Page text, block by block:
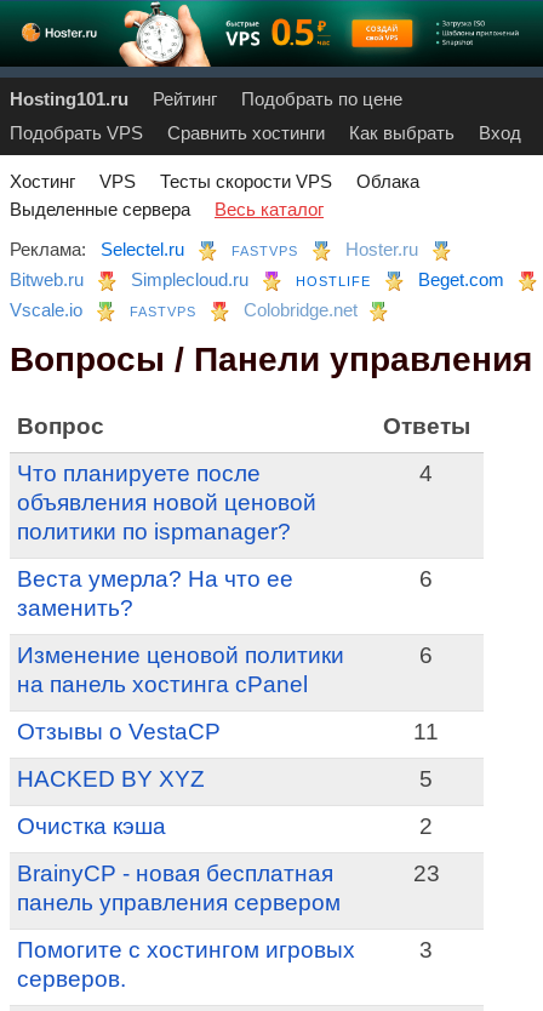
Hosting101.ru Рейтинг
Подобрать по цене
Подобрать VPS
Сравнить хостинги Как выбрать Вход
Хостинг VPS Тесты скорости VPS
Облака
Выделенные сервера
Весь каталог
Реклама:
Selectel.ru FASTVPS
Hoster.ru
Bitweb.ru
Simplecloud.ru HOSTLIFE
Beget.com
Vscale.io
FASTVPS Colobridge.net
Вопросы / Панели управления
Вопрос
Ответы
Что планируете после
объявления новой ценовой
политики по ispmanager?
4
Веста умерла? На что ее
заменить?
6
Изменение ценовой политики
на панель хостинга cPanel
6
Отзывы о VestaCP
11
HACKED BY XYZ
5
Очистка кэша
2
BrainyCP - новая бесплатная
панель управления сервером
23
Помогите с хостингом игровых
серверов.
3